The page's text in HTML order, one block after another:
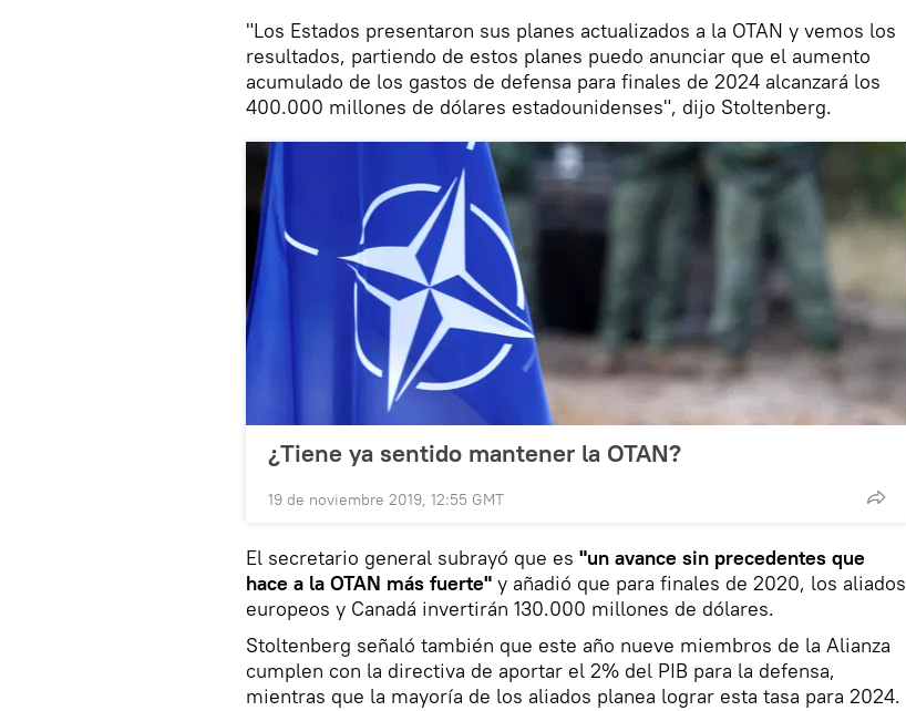
"Los Estados presentaron sus planes actualizados a la OTAN y vemos los
resultados, partiendo de estos planes puedo anunciar que el aumento
acumulado de los gastos de defensa para finales de 2024 alcanzará los
400.000 millones de dólares estadounidenses", dijo Stoltenberg.
¿Tiene ya sentido mantener la OTAN?
19 de noviembre 2019, 12:55 GMT
El secretario general subrayó que es "un avance sin precedentes que
hace a la OTAN más fuerte" y añadió que para finales de 2020, los aliados
europeos y Canadá invertirán 130.000 millones de dólares.
Stoltenberg señaló también que este año nueve miembros de la Alianza
cumplen con la directiva de aportar el 2% del PIB para la defensa,
mientras que la mayoría de los aliados planea lograr esta tasa para 2024.